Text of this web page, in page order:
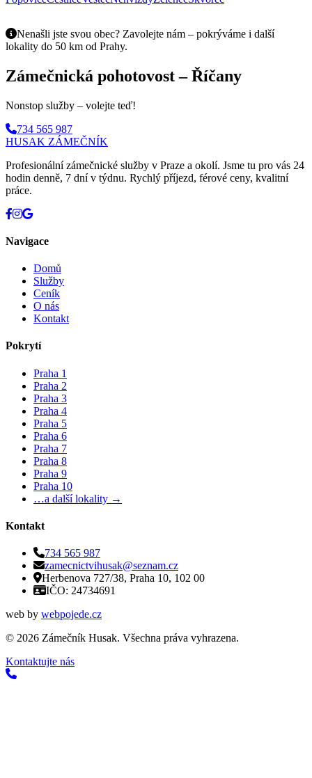
Nenašli jste svou obec? Zavolejte nám – pokrýváme i další
lokality do 50 km od Prahy.
Zámečnická pohotovost – Říčany
Nonstop služby – volejte teď!
734 565 987
HUSAK ZÁMEČNÍK
Profesionální zámečnické služby v Praze a okolí. Jsme tu pro vás 24
hodin denně, 7 dní v týdnu. Rychlý příjezd, férové ceny, kvalitní
práce.
Navigace
Domů
Služby
Ceník
O nás
Kontakt
Pokrytí
Praha 1
Praha 2
Praha 3
Praha 4
Praha 5
Praha 6
Praha 7
Praha 8
Praha 9
Praha 10
…a další lokality →
Kontakt
734 565 987
zamecnictvihusak@seznam.cz
Herbenova 727/38, Praha 10, 102 00
IČO: 24734691
web by webpojede.cz
© 2026 Zámečník Husak. Všechna práva vyhrazena.
Kontaktujte nás